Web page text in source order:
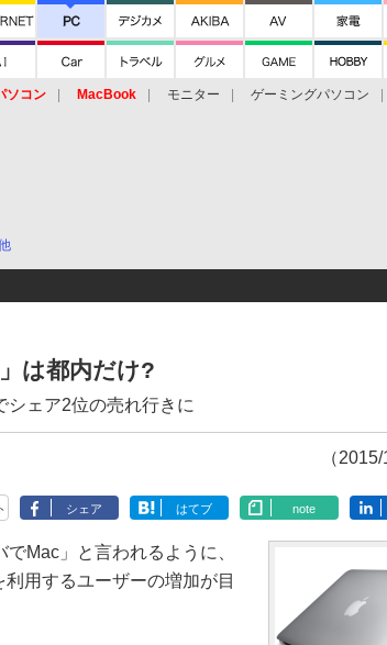
ソコン MacBook モニター ゲーミングパソコン
は都内だけ?
シェア2位の売れ行きに
（
シェア はてブ note
Mac」と言われるように、
用するユーザーの増加が目